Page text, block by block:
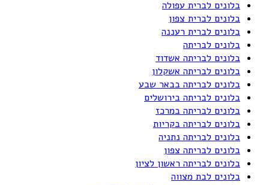
בלונים לברית עפולה
בלונים לברית צפון
בלונים לברית רעננה
בלונים לבריתה
בלונים לבריתה אשדוד
בלונים לבריתה אשקלון
בלונים לבריתה בבאר שבע
בלונים לבריתה בירושלים
בלונים לבריתה במרכז
בלונים לבריתה בקריות
בלונים לבריתה נתניה
בלונים לבריתה צפון
בלונים לבריתה ראשון לציון
בלונים לבת מצווה